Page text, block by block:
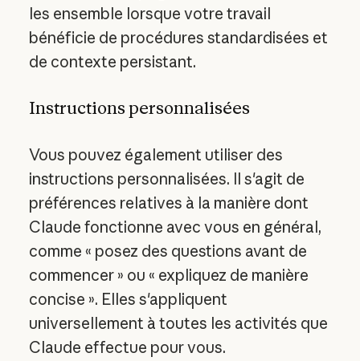
les ensemble lorsque votre travail
bénéficie de procédures standardisées et
de contexte persistant.
Instructions personnalisées
Vous pouvez également utiliser des
instructions personnalisées. Il s'agit de
préférences relatives à la manière dont
Claude fonctionne avec vous en général,
comme « posez des questions avant de
commencer » ou « expliquez de manière
concise ». Elles s'appliquent
universellement à toutes les activités que
Claude effectue pour vous.